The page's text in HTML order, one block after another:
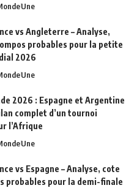
Une
vs Angleterre – Analyse,
probables pour la petite
2026
Une
2026 : Espagne et Argentine
complet d’un tournoi
l’Afrique
Une
vs Espagne – Analyse, cote
probables pour la demi-finale